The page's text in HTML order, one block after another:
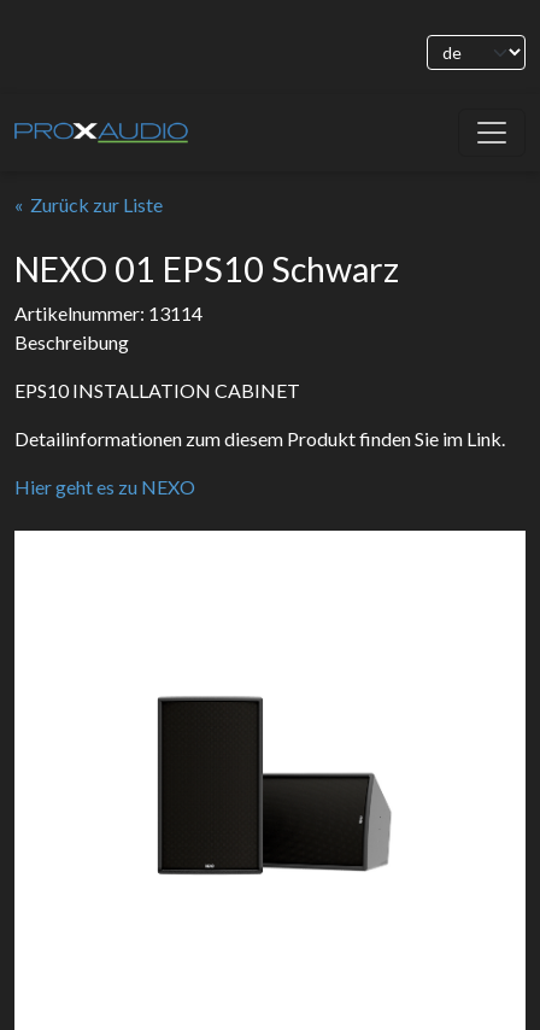
Zurück zur Liste
NEXO 01 EPS10 Schwarz
Artikelnummer: 13114
Beschreibung
EPS10 INSTALLATION CABINET
Detailinformationen zum diesem Produkt finden Sie im Link.
Hier geht es zu NEXO